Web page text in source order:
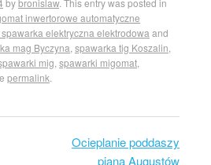
bybronislaw. This entry was posted in
inwertorowe automatyczne
elektryczna elektrodowaand
mag Byczyna,spawarka tig Koszalin,
mig,spawarki migomat,
permalink.
Ocieplanie poddaszy
pianą Augustów